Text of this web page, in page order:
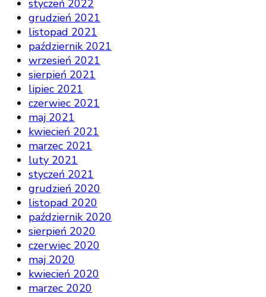
styczeń 2022
grudzień 2021
listopad 2021
październik 2021
wrzesień 2021
sierpień 2021
lipiec 2021
czerwiec 2021
maj 2021
kwiecień 2021
marzec 2021
luty 2021
styczeń 2021
grudzień 2020
listopad 2020
październik 2020
sierpień 2020
czerwiec 2020
maj 2020
kwiecień 2020
marzec 2020